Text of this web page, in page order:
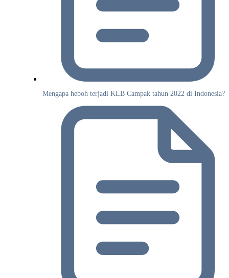
Mengapa heboh terjadi KLB Campak tahun 2022 di Indonesia?